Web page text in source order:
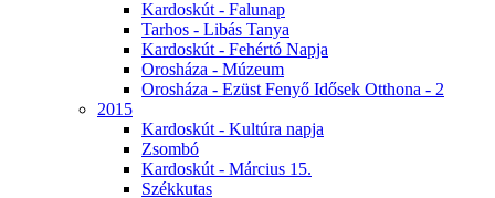
Kardoskút - Falunap
Tarhos - Libás Tanya
Kardoskút - Fehértó Napja
Orosháza - Múzeum
Orosháza - Ezüst Fenyő Idősek Otthona - 2
2015
Kardoskút - Kultúra napja
Zsombó
Kardoskút - Március 15.
Székkutas